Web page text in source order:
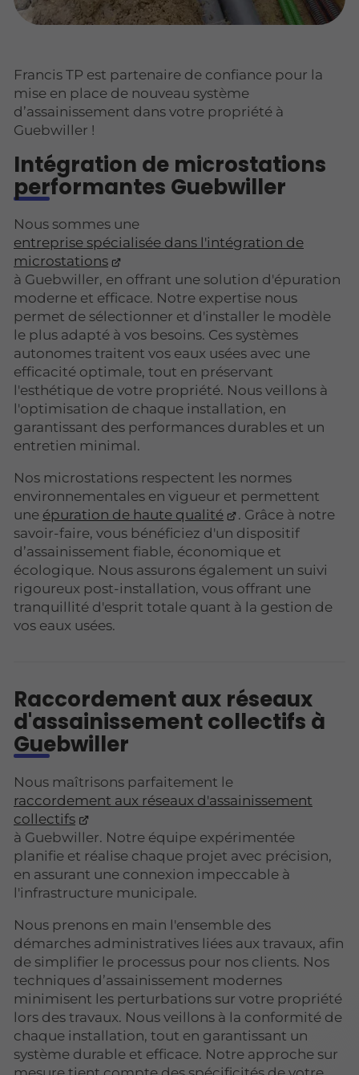
Francis TP est partenaire de confiance pour la
mise en place de nouveau système
d’assainissement dans votre propriété à
Guebwiller !
Intégration de microstations
performantes Guebwiller
Nous sommes une
entreprise spécialisée dans l'intégration de
microstations
à Guebwiller, en offrant une solution d'épuration
moderne et efficace. Notre expertise nous
permet de sélectionner et d'installer le modèle
le plus adapté à vos besoins. Ces systèmes
autonomes traitent vos eaux usées avec une
efficacité optimale, tout en préservant
l'esthétique de votre propriété. Nous veillons à
l'optimisation de chaque installation, en
garantissant des performances durables et un
entretien minimal.
Nos microstations respectent les normes
environnementales en vigueur et permettent
une épuration de haute qualité
. Grâce à notre
savoir-faire, vous bénéficiez d'un dispositif
d’assainissement fiable, économique et
écologique. Nous assurons également un suivi
rigoureux post-installation, vous offrant une
tranquillité d'esprit totale quant à la gestion de
vos eaux usées.
Raccordement aux réseaux
d'assainissement collectifs à
Guebwiller
Nous maîtrisons parfaitement le
raccordement aux réseaux d'assainissement
collectifs
à Guebwiller. Notre équipe expérimentée
planifie et réalise chaque projet avec précision,
en assurant une connexion impeccable à
l'infrastructure municipale.
Nous prenons en main l'ensemble des
démarches administratives liées aux travaux, afin
de simplifier le processus pour nos clients. Nos
techniques d’assainissement modernes
minimisent les perturbations sur votre propriété
lors des travaux. Nous veillons à la conformité de
chaque installation, tout en garantissant un
système durable et efficace. Notre approche sur